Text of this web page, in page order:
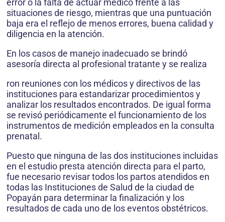
error o la falta de actuar médico frente a las
situaciones de riesgo, mientras que una puntuación
baja era el reflejo de menos errores, buena calidad y
diligencia en la atención.
En los casos de manejo inadecuado se brindó
asesoría directa al profesional tratante y se realiza
ron reuniones con los médicos y directivos de las
instituciones para estandarizar procedimientos y
analizar los resultados encontrados. De igual forma
se revisó periódicamente el funcionamiento de los
instrumentos de medición empleados en la consulta
prenatal.
Puesto que ninguna de las dos instituciones incluidas
en el estudio presta atención directa para el parto,
fue necesario revisar todos los partos atendidos en
todas las Instituciones de Salud de la ciudad de
Popayán para determinar la finalización y los
resultados de cada uno de los eventos obstétricos.